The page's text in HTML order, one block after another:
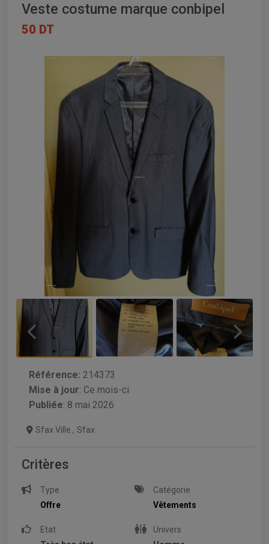
Veste costume marque conbipel
50 DT
Référence: 214373
Mise à jour: Ce mois-ci
Publiée: 8 mai 2026
Sfax Ville , Sfax
Critères
Type
Offre
Catégorie
Vêtements
Etat
Univers